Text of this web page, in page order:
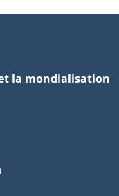
la mondialisation